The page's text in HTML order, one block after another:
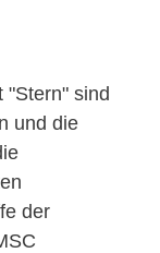
"Stern" sind
und die
der